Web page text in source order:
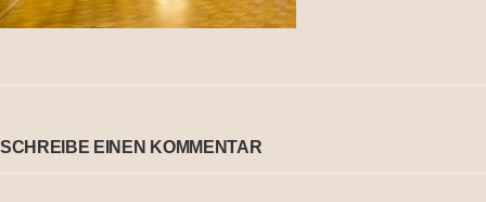
SCHREIBE EINEN KOMMENTAR